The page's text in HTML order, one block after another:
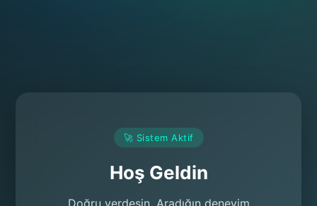
🚀 Sistem Aktif
Hoş Geldin
Doğru yerdesin. Aradığın deneyim